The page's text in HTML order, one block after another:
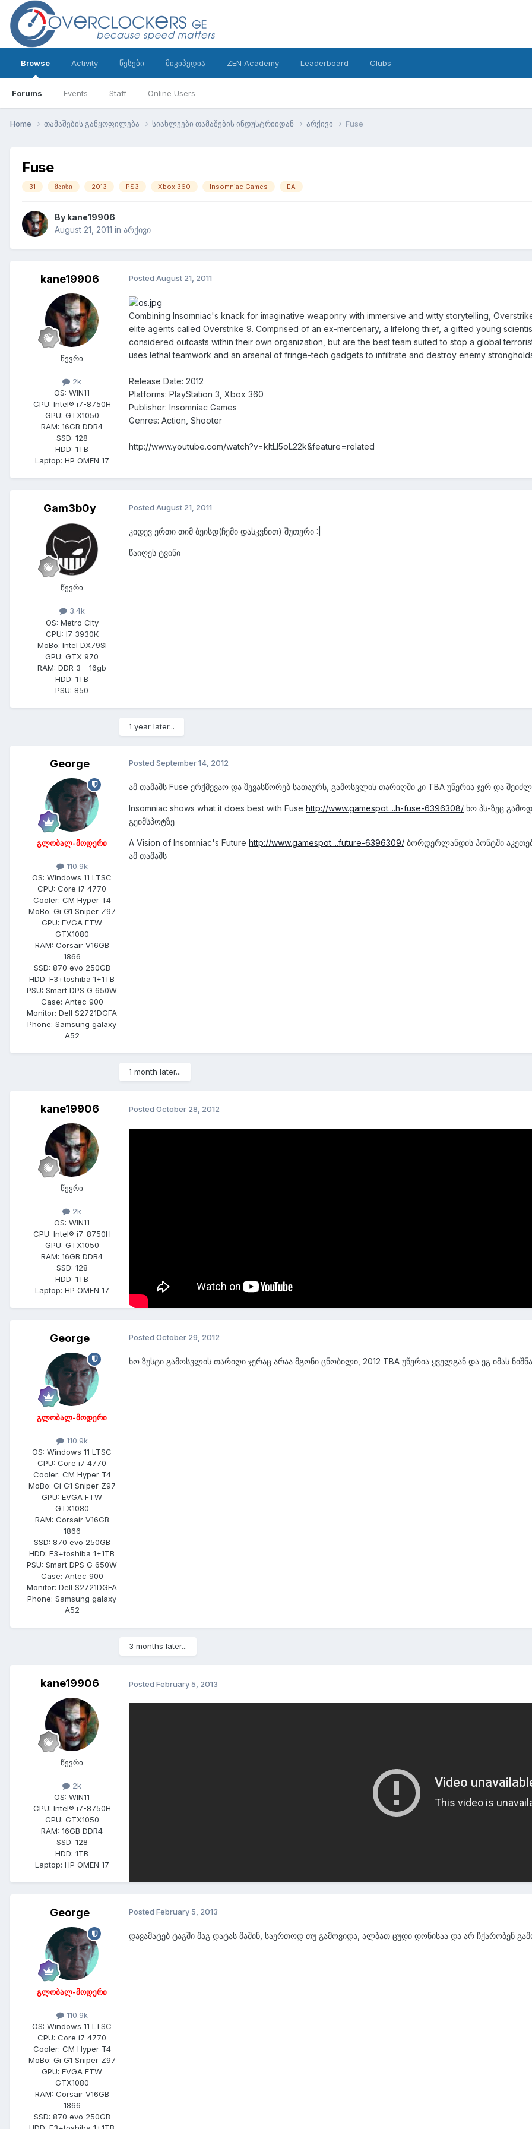
Browse
Forums Events Staff Online Users
Activity წესები მიკიპედია ZEN Academy Leaderboard Clubs
Home თამაშების განყოფილება სიახლეები თამაშების ინდუსტრიიდან არქივი Fuse
Fuse
31 მაისი 2013 PS3 Xbox 360 Insomniac Games EA
By kane19906
August 21, 2011 in არქივი
kane19906
წევრი
2k
OS: WIN11
CPU: Intel® i7-8750H
GPU: GTX1050
RAM: 16GB DDR4
SSD: 128
HDD: 1TB
Laptop: HP OMEN 17
Posted August 21, 2011
Combining Insomniac's knack for imaginative weaponry with immersive and witty storytelling,
elite agents called Overstrike 9. Comprised of an ex-mercenary, a lifelong thief, a gifted young
considered outcasts within their own organization, but are the best team suited to stop a global
uses lethal teamwork and an arsenal of fringe-tech gadgets to infiltrate and destroy enemy
Release Date: 2012
Platforms: PlayStation 3, Xbox 360
Publisher: Insomniac Games
Genres: Action, Shooter
http://www.youtube.com/watch?v=kltLI5oL22k&feature=related
Gam3b0y
წევრი
3.4k
OS: Metro City
CPU: I7 3930K
MoBo: Intel DX79SI
GPU: GTX 970
RAM: DDR 3 - 16gb
HDD: 1TB
PSU: 850
Posted August 21, 2011
კიდევ ერთი თიმ ბეისდ(ჩემი დასკვნით) შუთერი :|
წაიღეს ტვინი
1 year later...
George
გლობალ-მოდერი
110.9k
OS: Windows 11 LTSC
CPU: Core i7 4770
Cooler: CM Hyper T4
MoBo: Gi G1 Sniper Z97
GPU: EVGA FTW
GTX1080
RAM: Corsair V16GB
1866
SSD: 870 evo 250GB
HDD: F3+toshiba 1+1TB
PSU: Smart DPS G 650W
Case: Antec 900
Monitor: Dell S2721DGFA
Phone: Samsung galaxy
A52
Posted September 14, 2012
ამ თამაშს Fuse ერქმევაო და შევასწორებ სათაურს, გამოსვლის თარიღში კი TBA უწერია ჯერ და
Insomniac shows what it does best with Fuse http://www.gamespot....h-fuse-6396308/ ხო პს-ზეც
გეიმსპოტზე
A Vision of Insomniac's Future http://www.gamespot....future-6396309/ ბორდერლანდის პონტში
ამ თამაშს
1 month later...
kane19906
წევრი
2k
OS: WIN11
CPU: Intel® i7-8750H
GPU: GTX1050
RAM: 16GB DDR4
SSD: 128
HDD: 1TB
Laptop: HP OMEN 17
Posted October 28, 2012
George
გლობალ-მოდერი
110.9k
OS: Windows 11 LTSC
CPU: Core i7 4770
Cooler: CM Hyper T4
MoBo: Gi G1 Sniper Z97
GPU: EVGA FTW
GTX1080
RAM: Corsair V16GB
1866
SSD: 870 evo 250GB
HDD: F3+toshiba 1+1TB
PSU: Smart DPS G 650W
Case: Antec 900
Monitor: Dell S2721DGFA
Phone: Samsung galaxy
A52
Posted October 29, 2012
ხო ზუსტი გამოსვლის თარიღი ჯერაც არაა მგონი ცნობილი, 2012 TBA უწერია ყველგან და ეგ იმას
3 months later...
kane19906
წევრი
2k
OS: WIN11
CPU: Intel® i7-8750H
GPU: GTX1050
RAM: 16GB DDR4
SSD: 128
HDD: 1TB
Laptop: HP OMEN 17
Posted February 5, 2013
George
გლობალ-მოდერი
110.9k
OS: Windows 11 LTSC
CPU: Core i7 4770
Cooler: CM Hyper T4
MoBo: Gi G1 Sniper Z97
GPU: EVGA FTW
GTX1080
RAM: Corsair V16GB
1866
SSD: 870 evo 250GB
Posted February 5, 2013
დავამატებ ტაგში მაგ დატას მაშინ, საერთოდ თუ გამოვიდა, ალბათ ცუდი დონისაა და არ ჩქარობენ